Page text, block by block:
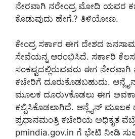
ನೇರವಾಗಿ ನರೇಂದ್ರ ಮೋದಿ ಯವರ
ಕೊಡುವುದು ಹೇಗೆ.? ತಿಳಿಯೋಣ.
ಕೇಂದ್ರ ಸರ್ಕಾರ ಈಗ ದೇಶದ
ಸೇವೆಯನ್ನ ಆರಂಭಿಸಿದೆ. ಸರ್ಕಾರಿ
ಸಂಕಷ್ಟದಲ್ಲಿರುವವರು ಈಗ
ಕಚೇರಿಗೆ ದೂರುಕೊಡಬಹುದು.
ಮೂಲಕ ದೂರುvಕೊಡಲು ಈಗ
ಕಲ್ಪಿಸಿಕೊಡಲಾಗಿದೆ. ಆನ್ಲೈನ್ ಮೂಲಕ
ಪ್ರಧಾನಮಂತ್ರಿ ಕಚೇರಿಯ ಅಧಿಕೃತ
pmindia.gov.in ಗೆ ಭೇಟಿ ನೀಡಿ